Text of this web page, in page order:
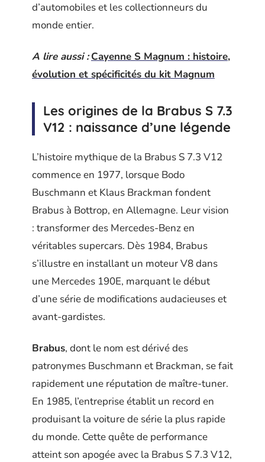
d’automobiles et les collectionneurs du
monde entier.
A lire aussi : Cayenne S Magnum : histoire,
évolution et spécificités du kit Magnum
Les origines de la Brabus S 7.3
V12 : naissance d’une légende
L’histoire mythique de la Brabus S 7.3 V12
commence en 1977, lorsque Bodo
Buschmann et Klaus Brackman fondent
Brabus à Bottrop, en Allemagne. Leur vision
: transformer des Mercedes-Benz en
véritables supercars. Dès 1984, Brabus
s’illustre en installant un moteur V8 dans
une Mercedes 190E, marquant le début
d’une série de modifications audacieuses et
avant-gardistes.
Brabus, dont le nom est dérivé des
patronymes Buschmann et Brackman, se fait
rapidement une réputation de maître-tuner.
En 1985, l’entreprise établit un record en
produisant la voiture de série la plus rapide
du monde. Cette quête de performance
atteint son apogée avec la Brabus S 7.3 V12,